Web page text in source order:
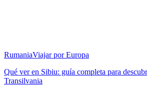
RumaniaViajar por Europa
Qué ver en Sibiu: guía completa para
Transilvania